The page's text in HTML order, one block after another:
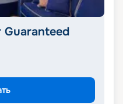
Guaranteed